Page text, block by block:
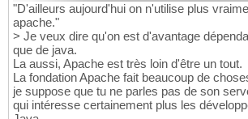
"D'ailleurs aujourd'hui on n'utilise plus
apache."
> Je veux dire qu'on est d'avantage
que de java.
La aussi, Apache est très loin d'être un tout.
La fondation Apache fait beaucoup de
je suppose que tu ne parles pas de son
qui intéresse certainement plus les